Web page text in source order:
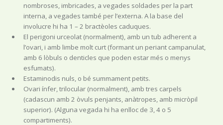
nombroses, imbricades, a vegades soldades per la part
interna, a vegades també per l’externa. A la base del
involucre hi ha 1 – 2 bractèoles caduques.
El perigoni urceolat (normalment), amb un tub adherent a
l’ovari, i amb limbe molt curt (formant un periant campanulat,
amb 6 lòbuls o denticles que poden estar més o menys
esfumats).
Estaminodis nuls, o bé summament petits.
Ovari ínfer, trilocular (normalment), amb tres carpels
(cadascun amb 2 òvuls penjants, anàtropes, amb micròpil
superior). (Alguna vegada hi ha enlloc de 3, 4 o 5
compartiments).